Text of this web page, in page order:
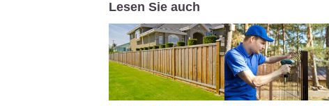
Lesen Sie auch